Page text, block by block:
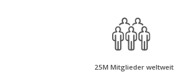
25M Mitglieder weltweit